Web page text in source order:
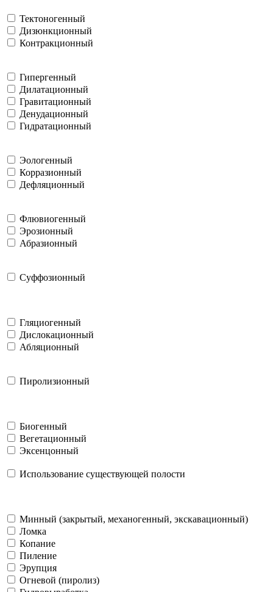
Тектоногенный
Дизюнкционный
Контракционный
Гипергенный
Дилатационный
Гравитационный
Денудационный
Гидратационный
Эологенный
Корразионный
Дефляционный
Флювиогенный
Эрозионный
Абразионный
Суффозионный
Гляциогенный
Дислокационный
Абляционный
Пиролизионный
Биогенный
Вегетационный
Эксенцонный
Использование существующей полости
Минный (закрытый, механогенный, экскавационный)
Ломка
Копание
Пиление
Эрупция
Огневой (пиролиз)